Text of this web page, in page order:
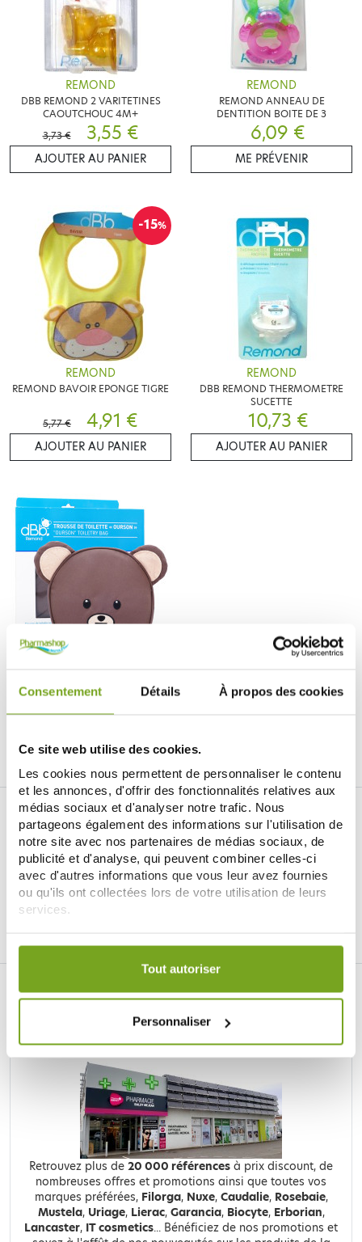
Consentement Détails À propos des cookies
Ce site web utilise des cookies.
Les cookies nous permettent de personnaliser le contenu
et les annonces, d'offrir des fonctionnalités relatives aux
médias sociaux et d'analyser notre trafic. Nous
partageons également des informations sur l'utilisation de
notre site avec nos partenaires de médias sociaux, de
publicité et d'analyse, qui peuvent combiner celles-ci
avec d'autres informations que vous leur avez fournies
ou qu'ils ont collectées lors de votre utilisation de leurs
services.
Votre choix de consentement est conservé pendant une
Tout autoriser
Personnaliser
REMOND
DBB REMOND 2 VARITETINES
CAOUTCHOUC 4M+
3,73 €
3,55 €
AJOUTER AU PANIER
REMOND
REMOND ANNEAU DE
DENTITION BOITE DE 3
6,09 €
ME PRÉVENIR
-15%
REMOND
REMOND BAVOIR EPONGE TIGRE
5,77 € 4,91 €
AJOUTER AU PANIER
REMOND
DBB REMOND THERMOMETRE
SUCETTE
10,73 €
AJOUTER AU PANIER
OURSON
42,90 €
Je souhaite m'inscrire à la newsletter
LA PARAPHARMACIE EN LIGNE BALDY
MÉJEAN
Retrouvez plus de 20 000 références à prix discount, de
nombreuses offres et promotions ainsi que toutes vos
marques préférées, Filorga, Nuxe, Caudalie, Rosebaie,
Mustela, Uriage, Lierac, Garancia, Biocyte, Erborian,
Lancaster, IT cosmetics... Bénéficiez de nos promotions et